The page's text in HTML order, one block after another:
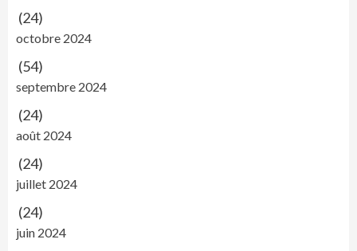
(24)
octobre 2024
(54)
septembre 2024
(24)
août 2024
(24)
juillet 2024
(24)
juin 2024